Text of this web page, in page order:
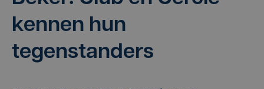
ken­nen hun
tegenstanders